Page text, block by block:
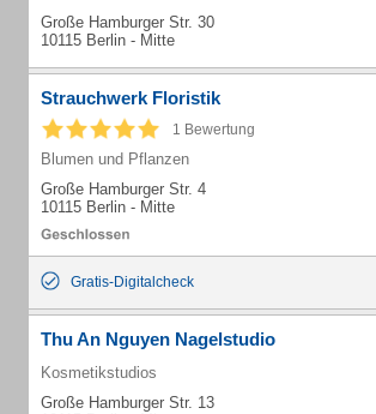
Große Hamburger Str. 30
10115 Berlin - Mitte
Strauchwerk Floristik
1 Bewertung
Blumen und Pflanzen
Große Hamburger Str. 4
10115 Berlin - Mitte
Gratis-Digitalcheck
Thu An Nguyen Nagelstudio
Kosmetikstudios
Große Hamburger Str. 13